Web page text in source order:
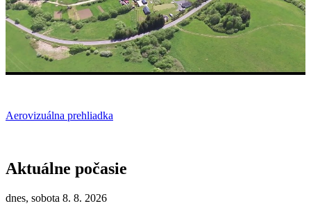
Aerovizuálna prehliadka
Aktuálne počasie
dnes, sobota 8. 8. 2026